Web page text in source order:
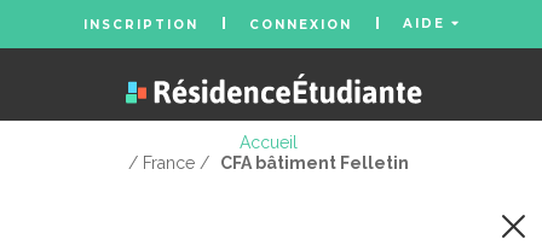
INSCRIPTION CONNEXION AIDE
Accueil
/ France /
CFA bâtiment Felletin